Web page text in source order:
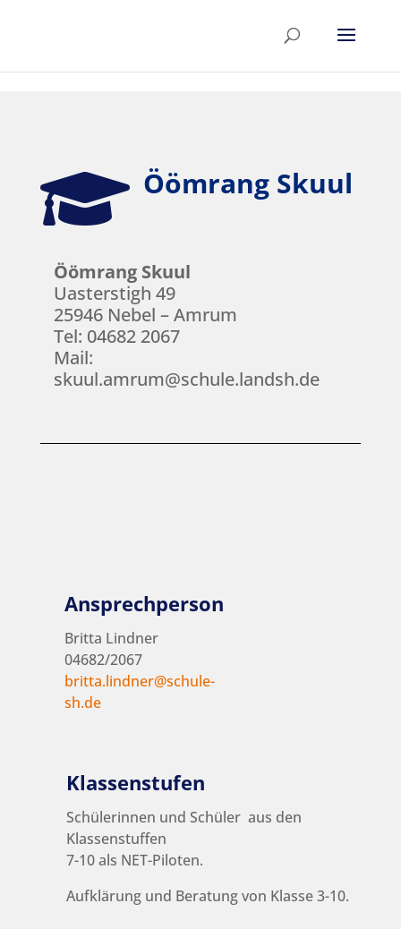
 Öömrang Skuul
Öömrang Skuul
Uasterstigh 49
25946 Nebel – Amrum
Tel: 04682 2067
Mail:
skuul.amrum@schule.landsh.de
Ansprechperson
Britta Lindner
04682/2067
britta.lindner@schule-
sh.de
Klassenstufen
Schülerinnen und Schüler aus den
Klassenstuffen
7-10 als NET-Piloten.
Aufklärung und Beratung von Klasse 3-10.